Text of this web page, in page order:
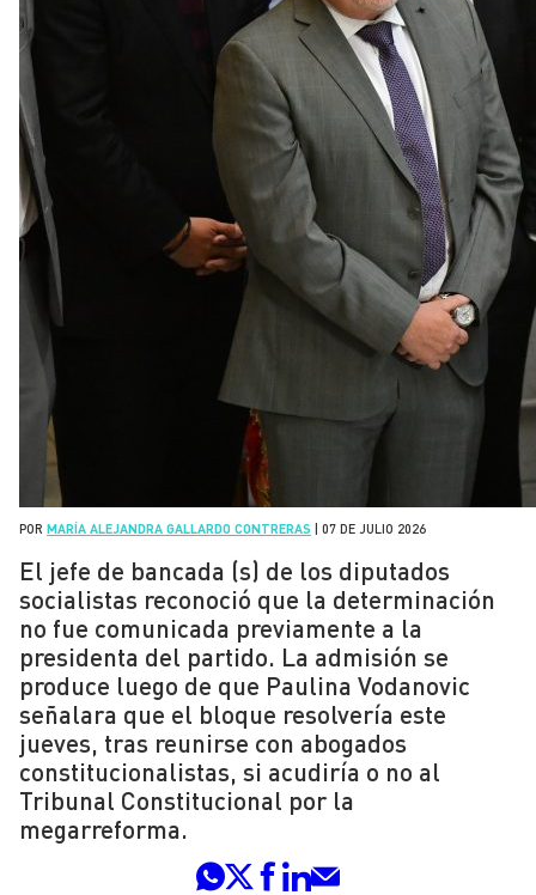
POR MARÍA ALEJANDRA GALLARDO CONTRERAS 07 DE JULIO 2026
El jefe de bancada (s) de los diputados
socialistas reconoció que la determinación
no fue comunicada previamente a la
presidenta del partido. La admisión se
produce luego de que Paulina Vodanovic
señalara que el bloque resolvería este
jueves, tras reunirse con abogados
constitucionalistas, si acudiría o no al
Tribunal Constitucional por la
megarreforma.